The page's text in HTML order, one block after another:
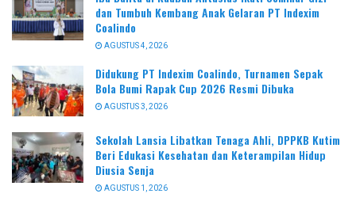
dan Tumbuh Kembang Anak Gelaran PT Indexim
Coalindo
AGUSTUS 4, 2026
Didukung PT Indexim Coalindo, Turnamen Sepak
Bola Bumi Rapak Cup 2026 Resmi Dibuka
AGUSTUS 3, 2026
Sekolah Lansia Libatkan Tenaga Ahli, DPPKB Kutim
Beri Edukasi Kesehatan dan Keterampilan Hidup
Diusia Senja
AGUSTUS 1, 2026